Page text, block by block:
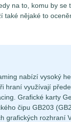
na to, komu by se
také nějaké to
nabízí vysoký
hraní využívají
Grafické karty
čipu GB203
rozhraní